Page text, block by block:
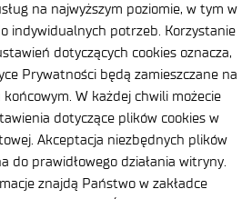
na najwyższym poziomie, w tym w
indywidualnych potrzeb. Korzystanie
dotyczących cookies oznacza,
Prywatności będą zamieszczane na
W każdej chwili możecie
dotyczące plików cookies w
Akceptacja niezbędnych plików
do prawidłowego działania witryny.
znajdą Państwo w zakładce
Kontaktowy